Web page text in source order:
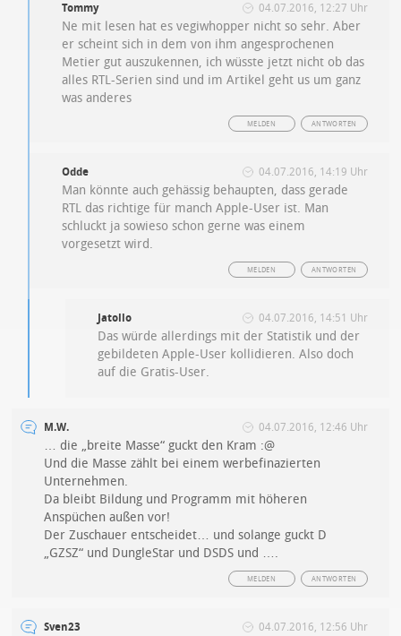
Tommy 04.07.2016, 12:27 Uhr
Ne mit lesen hat es vegiwhopper nicht so sehr. Aber
er scheint sich in dem von ihm angesprochenen
Metier gut auszukennen, ich wüsste jetzt nicht ob das
alles RTL-Serien sind und im Artikel geht us um ganz
was anderes
ANTWORTEN
MELDEN
Odde 04.07.2016, 14:19 Uhr
Man könnte auch gehässig behaupten, dass gerade
RTL das richtige für manch Apple-User ist. Man
schluckt ja sowieso schon gerne was einem
vorgesetzt wird.
ANTWORTEN
MELDEN
Jatollo 04.07.2016, 14:51 Uhr
Das würde allerdings mit der Statistik und der
gebildeten Apple-User kollidieren. Also doch
auf die Gratis-User.
M.W. 04.07.2016, 12:46 Uhr
… die „breite Masse“ guckt den Kram :@
Und die Masse zählt bei einem werbefinazierten
Unternehmen.
Da bleibt Bildung und Programm mit höheren
Anspüchen außen vor!
Der Zuschauer entscheidet… und solange guckt D
„GZSZ“ und DungleStar und DSDS und ….
ANTWORTEN
MELDEN
Sven23 04.07.2016, 12:56 Uhr